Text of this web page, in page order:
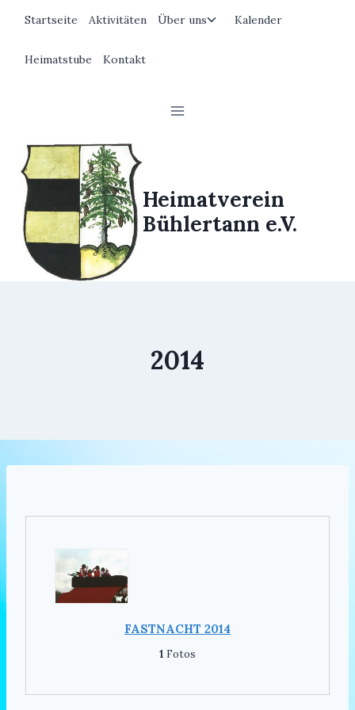
springen
Startseite Aktivitäten Über uns
Untermenü
Kalender
Heimatstube Kontakt
Heimatverein
Bühlertann e.V.
2014
FASTNACHT 2014
1 Fotos